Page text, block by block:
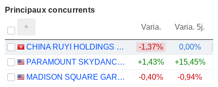
Principaux concurrents
Varia. Varia. 5j.
CHINA RUYI HOLDINGS LIMITED
-1,37% 0,00%
PARAMOUNT SKYDANCE CORPORATION
+1,43% +15,45%
MADISON SQUARE GARDEN SPORTS CORP.
-0,40% -0,94%